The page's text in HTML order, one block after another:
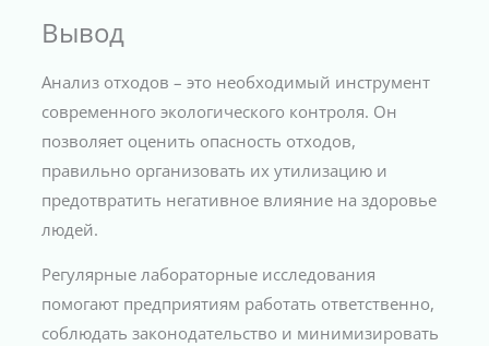
Вывод
Анализ отходов – это необходимый инструмент
современного экологического контроля. Он
позволяет оценить опасность отходов,
правильно организовать их утилизацию и
предотвратить негативное влияние на здоровье
людей.
Регулярные лабораторные исследования
помогают предприятиям работать ответственно,
соблюдать законодательство и минимизировать